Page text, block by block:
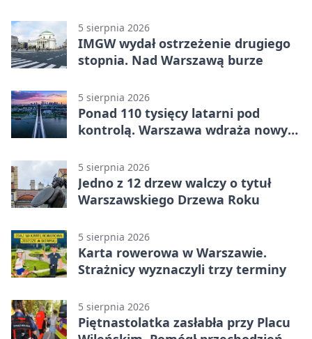
5 sierpnia 2026
IMGW wydał ostrzeżenie drugiego
stopnia. Nad Warszawą burze
5 sierpnia 2026
Ponad 110 tysięcy latarni pod
kontrolą. Warszawa wdraża nowy
5 sierpnia 2026
Jedno z 12 drzew walczy o tytuł
Warszawskiego Drzewa Roku
5 sierpnia 2026
Karta rowerowa w Warszawie.
Strażnicy wyznaczyli trzy terminy
5 sierpnia 2026
Piętnastolatka zasłabła przy Placu